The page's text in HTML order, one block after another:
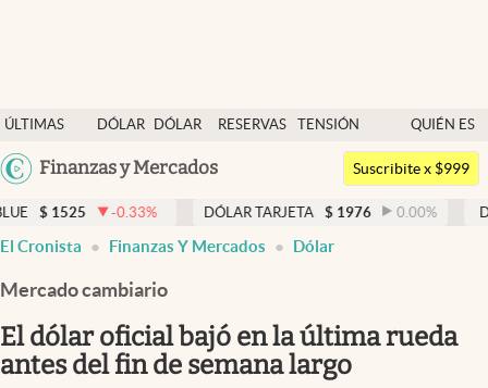
ÚLTIMAS
NOTICIAS
DÓLAR
DÓLAR
RESERVAS
TENSIÓN
GEOPOLÍTICA
QUIÉN ES
QUIÉN
Argentina
Uruguay
Finanzas y Mercados
Dólar
Members
Economía y Política
Finanzas y Mercados
Mercados Online
Negocios
Columnistas
Suscribite x $999
-0.33% DÓLAR TARJETA $ 1976 0.00% DÓLAR MEP
El Cronista Finanzas Y Mercados Dólar
Mercado cambiario
El dólar oficial bajó en la última rueda
antes del fin de semana largo